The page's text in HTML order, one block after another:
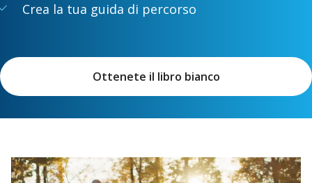
Crea la tua guida di percorso
Ottenete il libro bianco